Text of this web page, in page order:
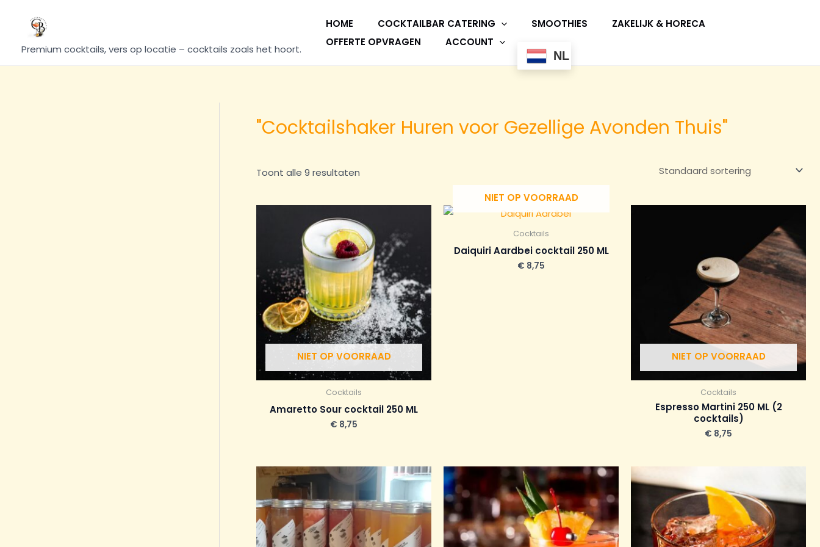
Premium cocktails, vers op locatie – cocktails zoals het hoort.
HOME COCKTAILBAR CATERING SMOOTHIES
ZAKELIJK & HORECA
OFFERTE OPVRAGEN
ACCOUNT
NL
"Cocktailshaker Huren voor Gezellige Avonden Thuis"
Toont alle 9 resultaten
NIET OP VOORRAAD
Cocktails
Amaretto Sour cocktail 250 ML
€ 8,75
NIET OP VOORRAAD
Cocktails
Daiquiri Aardbei cocktail 250 ML
€ 8,75
NIET OP VOORRAAD
Cocktails
Espresso Martini 250 ML (2
cocktails)
€ 8,75